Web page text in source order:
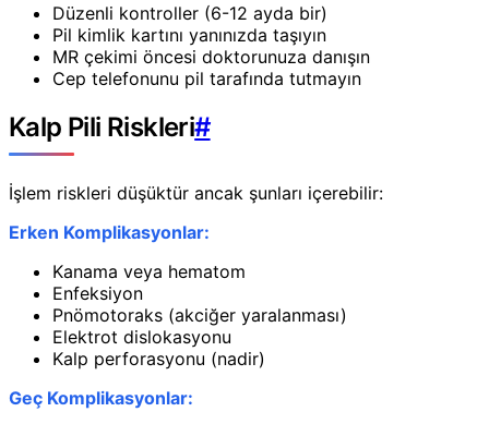
Düzenli kontroller (6-12 ayda bir)
Pil kimlik kartını yanınızda taşıyın
MR çekimi öncesi doktorunuza danışın
Cep telefonunu pil tarafında tutmayın
Kalp Pili Riskleri#
İşlem riskleri düşüktür ancak şunları içerebilir:
Erken Komplikasyonlar:
Kanama veya hematom
Enfeksiyon
Pnömotoraks (akciğer yaralanması)
Elektrot dislokasyonu
Kalp perforasyonu (nadir)
Geç Komplikasyonlar: